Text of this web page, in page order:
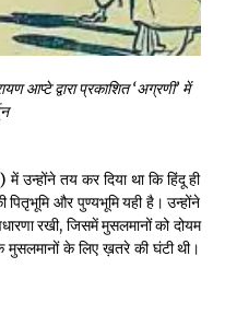
आप्टे द्वारा प्रकाशित ‘अग्रणी’ में
उन्होंने तय कर दिया था कि हिंदू ही
और पुण्यभूमि यही है। उन्होंने
रखी, जिसमें मुसलमानों को दोयम
मुसलमानों के लिए ख़तरे की घंटी थी।